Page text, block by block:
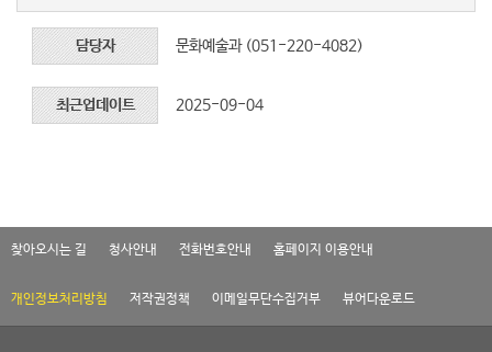
담당자 문화예술과 (051-220-4082)
최근업데이트 2025-09-04
찾아오시는 길 청사안내 전화번호안내 홈페이지 이용안내
개인정보처리방침 저작권정책 이메일무단수집거부 뷰어다운로드